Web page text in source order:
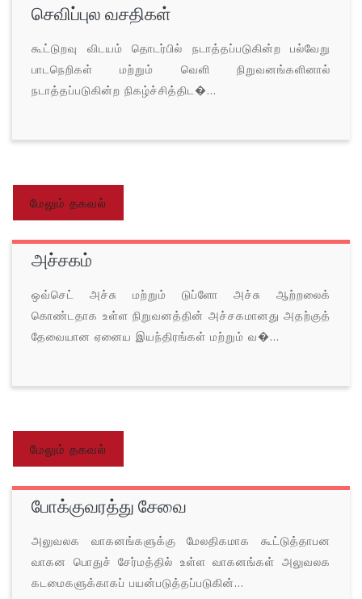
செவிப்புல வசதிகள்
கூட்டுறவு விடயம் தொடர்பில் நடாத்தப்படுகின்ற பல்வேறு
பாடநெறிகள் மற்றும் வெளி நிறுவனங்களினால்
நடாத்தப்படுகின்ற நிகழ்ச்சித்திட�...
மேலும் தகவல்
அச்சகம்
ஒவ்செட் அச்சு மற்றும் டுப்ளோ அச்சு ஆற்றலைக்
கொண்டதாக உள்ள நிறுவனத்தின் அச்சகமானது அதற்குத்
தேவையான ஏனைய இயந்திரங்கள் மற்றும் வ�...
மேலும் தகவல்
போக்குவரத்து சேவை
அலுவலக வாகனங்களுக்கு மேலதிகமாக கூட்டுத்தாபன
வாகன பொதுச் சேர்மத்தில் உள்ள வாகனங்கள் அலுவலக
கடமைகளுக்காகப் பயன்படுத்தப்படுகின்...